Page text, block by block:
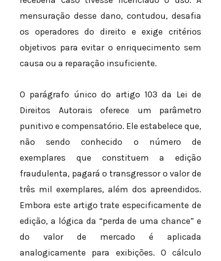
mensuração desse dano, contudou, desafia
os operadores do direito e exige critérios
objetivos para evitar o enriquecimento sem
causa ou a reparação insuficiente.
O parágrafo único do artigo 103 da Lei de
Direitos Autorais oferece um parâmetro
punitivo e compensatório. Ele estabelece que,
não sendo conhecido o número de
exemplares que constituem a edição
fraudulenta, pagará o transgressor o valor de
três mil exemplares, além dos apreendidos.
Embora este artigo trate especificamente de
edição, a lógica da “perda de uma chance” e
do valor de mercado é aplicada
analogicamente para exibições. O cálculo